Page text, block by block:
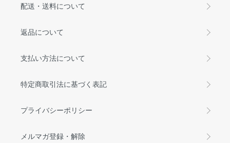
配送・送料について
返品について
支払い方法について
特定商取引法に基づく表記
プライバシーポリシー
メルマガ登録・解除